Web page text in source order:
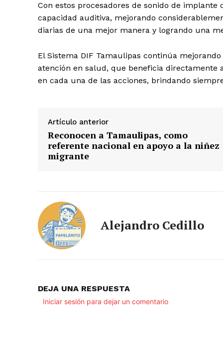
Con estos procesadores de sonido de
capacidad auditiva, mejorando
diarias de una mejor manera y logrando una
El Sistema DIF Tamaulipas continúa
atención en salud, que beneficia directamente
en cada una de las acciones, brindando
Artículo anterior
Reconocen a Tamaulipas, como
referente nacional en apoyo a la niñez
migrante
Alejandro Cedillo
DEJA UNA RESPUESTA
Iniciar sesión para dejar un comentario